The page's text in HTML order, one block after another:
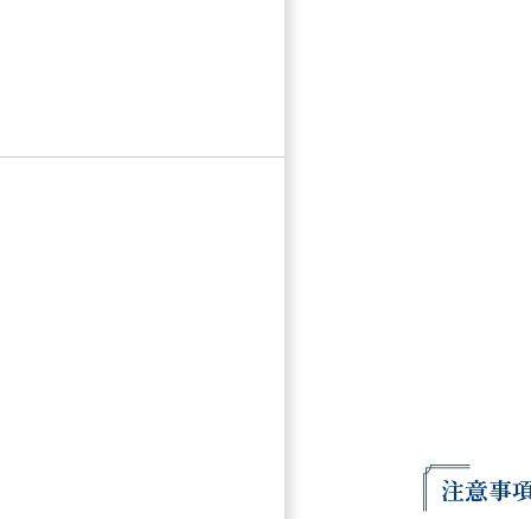
注意事